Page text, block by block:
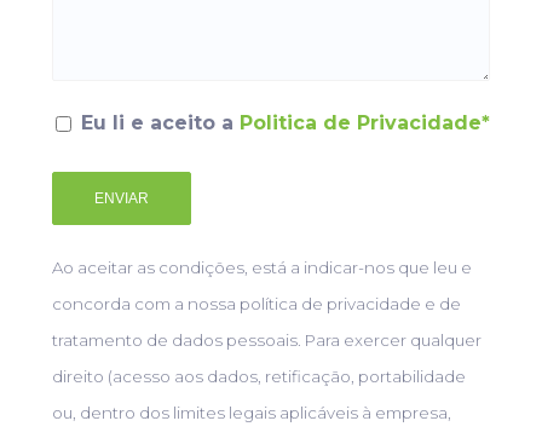
Eu li e aceito a Politica de Privacidade*
Ao aceitar as condições, está a indicar-nos que leu e
concorda com a nossa política de privacidade e de
tratamento de dados pessoais. Para exercer qualquer
direito (acesso aos dados, retificação, portabilidade
ou, dentro dos limites legais aplicáveis à empresa,